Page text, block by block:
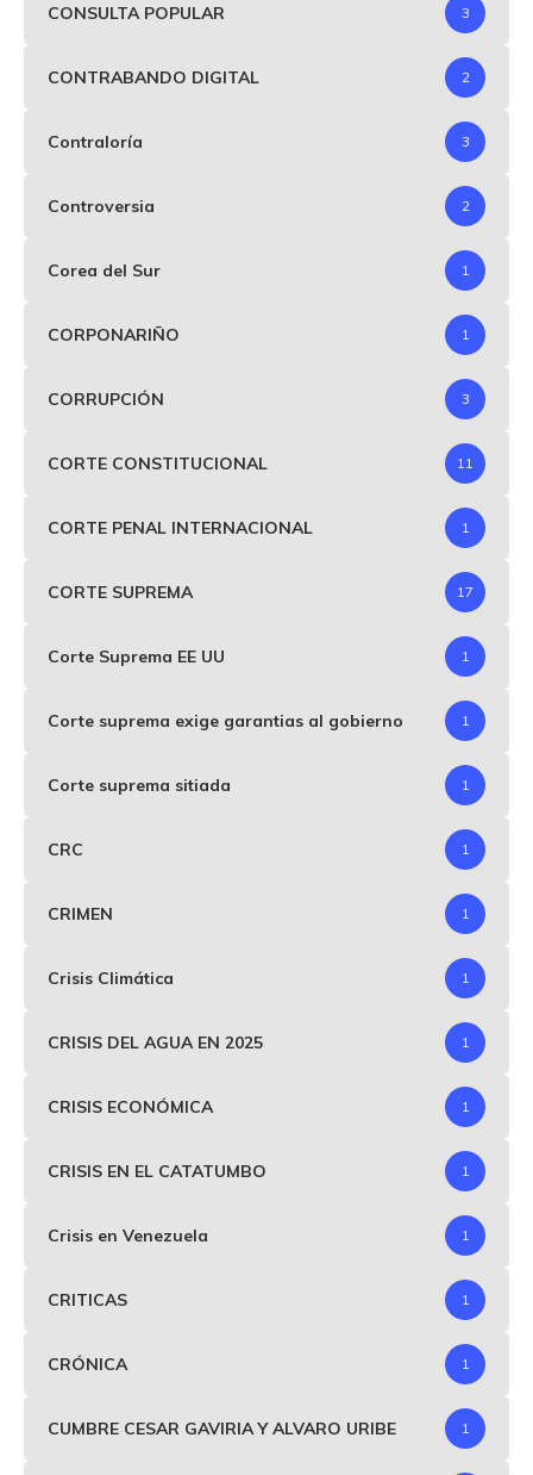
CONSULTA POPULAR 3
CONTRABANDO DIGITAL 2
Contraloría 3
Controversia 2
Corea del Sur 1
CORPONARIÑO 1
CORRUPCIÓN 3
CORTE CONSTITUCIONAL 11
CORTE PENAL INTERNACIONAL 1
CORTE SUPREMA 17
Corte Suprema EE UU 1
Corte suprema exige garantias al gobierno 1
Corte suprema sitiada 1
CRC 1
CRIMEN 1
Crisis Climática 1
CRISIS DEL AGUA EN 2025 1
CRISIS ECONÓMICA 1
CRISIS EN EL CATATUMBO 1
Crisis en Venezuela 1
CRITICAS 1
CRÓNICA 1
CUMBRE CESAR GAVIRIA Y ALVARO URIBE 1